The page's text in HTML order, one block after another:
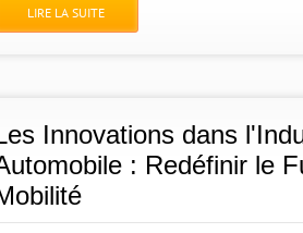
LIRE LA SUITE
Innovations dans
: Redéfinir le